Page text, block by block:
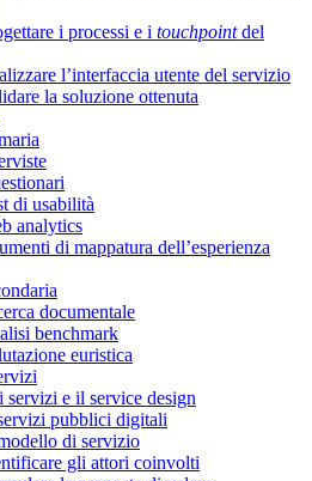
i processi e i touchpointdel
l’interfaccia utente del servizio
la soluzione ottenuta
di usabilità
analytics
di mappatura dell’esperienza
documentale
benchmark
euristica
servizi e il service design
pubblici digitali
di servizio
gli attori coinvolti